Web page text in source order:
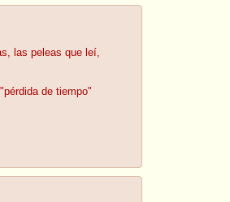
las peleas que leí,
de tiempo"